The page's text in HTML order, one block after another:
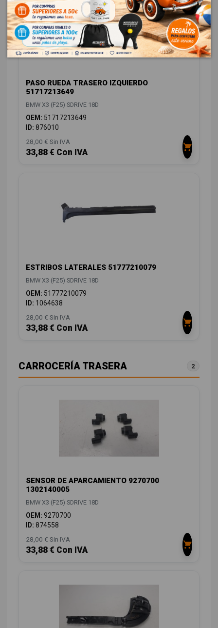
PASO RUEDA TRASERO IZQUIERDO
51717213649
BMW X3 (F25) SDRIVE 18D
OEM: 51717213649
ID: 876010
28,00 € Sin IVA
33,88 € Con IVA
ESTRIBOS LATERALES 51777210079
BMW X3 (F25) SDRIVE 18D
OEM: 51777210079
ID: 1064638
28,00 € Sin IVA
33,88 € Con IVA
CARROCERÍA TRASERA 2
SENSOR DE APARCAMIENTO 9270700
1302140005
BMW X3 (F25) SDRIVE 18D
OEM: 9270700
ID: 874558
28,00 € Sin IVA
33,88 € Con IVA